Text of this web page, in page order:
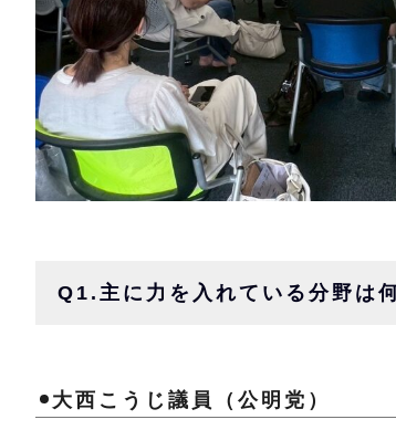
Q1.主に力を入れている分野は
大西こうじ議員（公明党）